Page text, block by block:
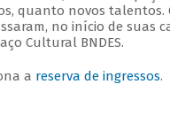
quanto novos talentos.
no início de suas
Cultural BNDES.
a reserva de ingressos.